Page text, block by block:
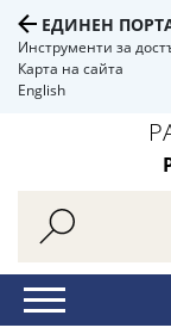
ЕДИНЕН
Инструменти за
Карта на сайта
English